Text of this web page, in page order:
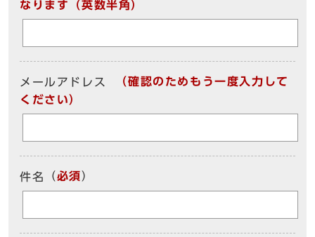
なります（英数半角）
メールアドレス
（確認のためもう一度入力して
ください）
件名 （必須）